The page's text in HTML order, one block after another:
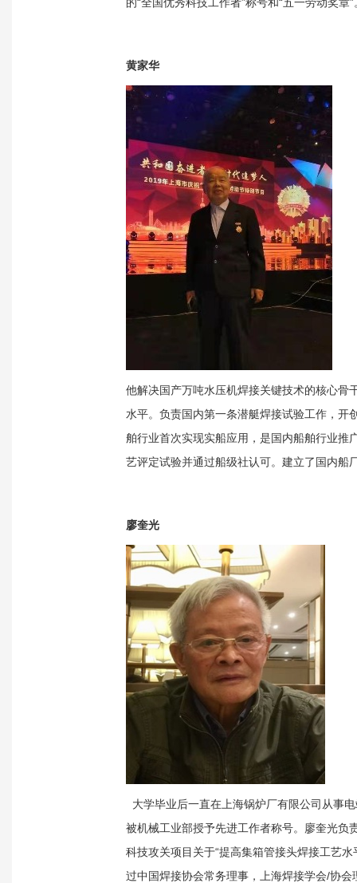
黄家华
他解决国产万吨水压机焊接关键技术的核心骨
水平。负责国内第一条潜艇焊接试验工作，开
舶行业首次实现实船应用，是国内船舶行业推
艺评定试验并通过船级社认可。建立了国内船
廖奎光
大学毕业后一直在上海锅炉厂有限公司从事
被机械工业部授予先进工作者称号。廖奎光负
科技攻关项目关于“提高集箱管接头焊接工艺
过中国焊接协会常务理事，上海焊接学会/协